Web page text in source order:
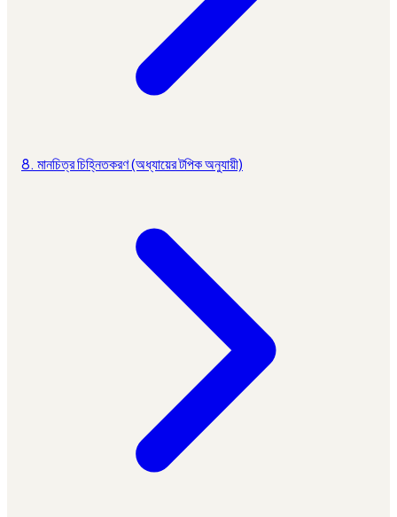
8. মানচিত্র চিহ্নিতকরণ (অধ্যায়ের টপিক অনুযায়ী)